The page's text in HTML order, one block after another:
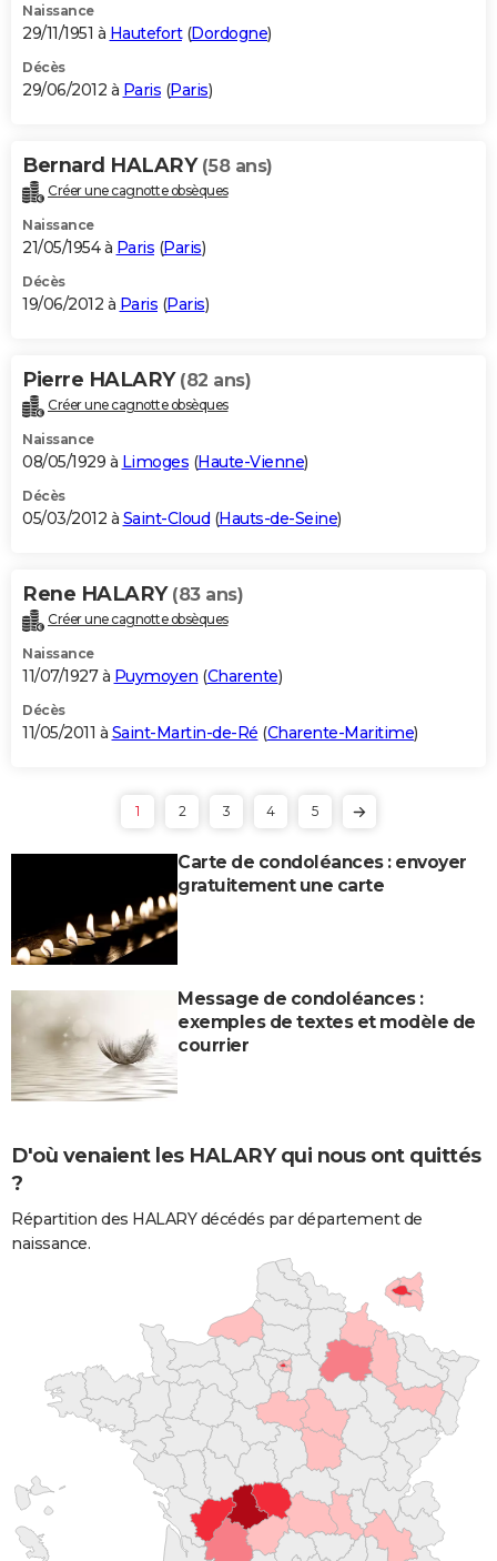
Naissance
29/11/1951 à Hautefort(Dordogne)
Décès
29/06/2012 à Paris (Paris)
Bernard HALARY (58 ans)
Créer une cagnotte obsèques
Naissance
21/05/1954 à Paris (Paris)
Décès
19/06/2012 à Paris (Paris)
Pierre HALARY (82 ans)
Créer une cagnotte obsèques
Naissance
08/05/1929 à Limoges (Haute-Vienne)
Décès
05/03/2012 à Saint-Cloud (Hauts-de-Seine)
Rene HALARY (83 ans)
Créer une cagnotte obsèques
Naissance
11/07/1927 à Puymoyen (Charente)
Décès
11/05/2011 à Saint-Martin-de-Ré (Charente-Maritime)
1 2 3 4 5
Carte de condoléances : envoyer
gratuitement une carte
Message de condoléances :
exemples de textes et modèle de
courrier
D'où venaient les HALARY qui nous ont quittés
?
Répartition des HALARY décédés par département de
naissance.